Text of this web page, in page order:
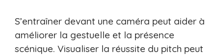
S’entraîner devant une caméra peut aider à
améliorer la gestuelle et la présence
scénique. Visualiser la réussite du pitch peut